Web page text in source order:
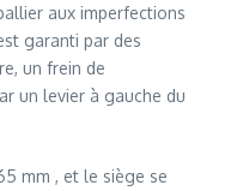
aux imperfections
garanti par des
un frein de
un levier à gauche du
mm , et le siège se